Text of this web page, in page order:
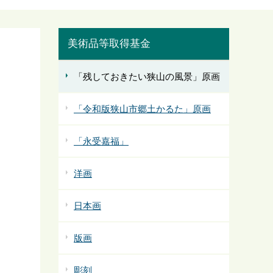
美術品等取得基金
「残しておきたい狭山の風景」原画
「令和版狭山市郷土かるた」原画
「永受嘉福」
洋画
日本画
版画
彫刻